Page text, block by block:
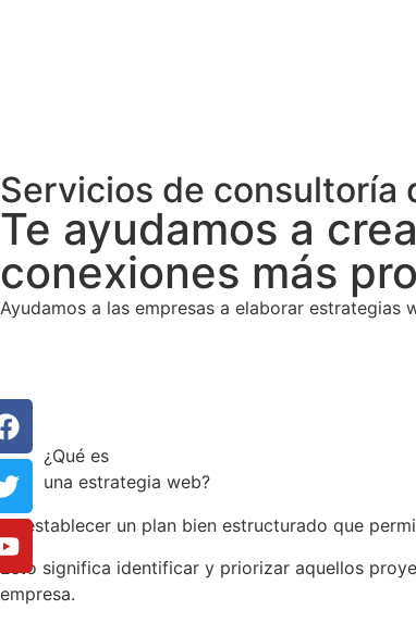
Servicios de consultoría
Te ayudamos a
conexiones más
Ayudamos a las empresas a elaborar
¿Qué es
una estrategia web?
Es establecer un plan bien estructurado que
Esto significa identificar y priorizar aquellos
empresa.